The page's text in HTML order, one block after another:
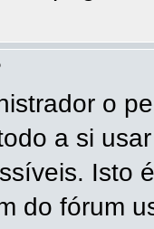
o
a si
Isto
do fórum